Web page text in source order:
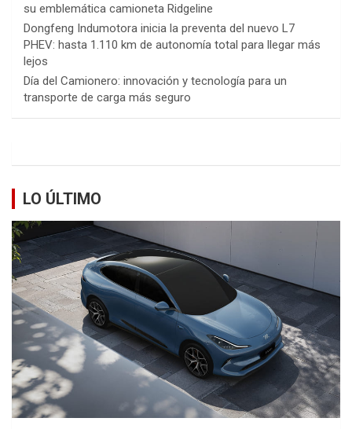
su emblemática camioneta Ridgeline
Dongfeng Indumotora inicia la preventa del nuevo L7
PHEV: hasta 1.110 km de autonomía total para llegar más
lejos
Día del Camionero: innovación y tecnología para un
transporte de carga más seguro
LO ÚLTIMO